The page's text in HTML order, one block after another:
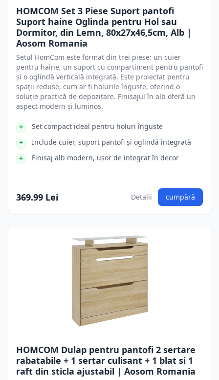
HOMCOM Set 3 Piese Suport pantofi
Suport haine Oglinda pentru Hol sau
Dormitor, din Lemn, 80x27x46,5cm, Alb |
Aosom Romania
Setul HomCom este format din trei piese: un cuier
pentru haine, un suport cu compartiment pentru pantofi
și o oglindă verticală integrată. Este proiectat pentru
spații reduse, cum ar fi holurile înguste, oferind o
soluție practică de depozitare. Finisajul în alb oferă un
aspect modern și luminos.
Set compact ideal pentru holuri înguste
Include cuier, suport pantofi și oglindă integrată
Finisaj alb modern, ușor de integrat în decor
369.99 Lei Detalii cumpără
HOMCOM Dulap pentru pantofi 2 sertare
rabatabile + 1 sertar culisant + 1 blat si 1
raft din sticla ajustabil | Aosom Romania